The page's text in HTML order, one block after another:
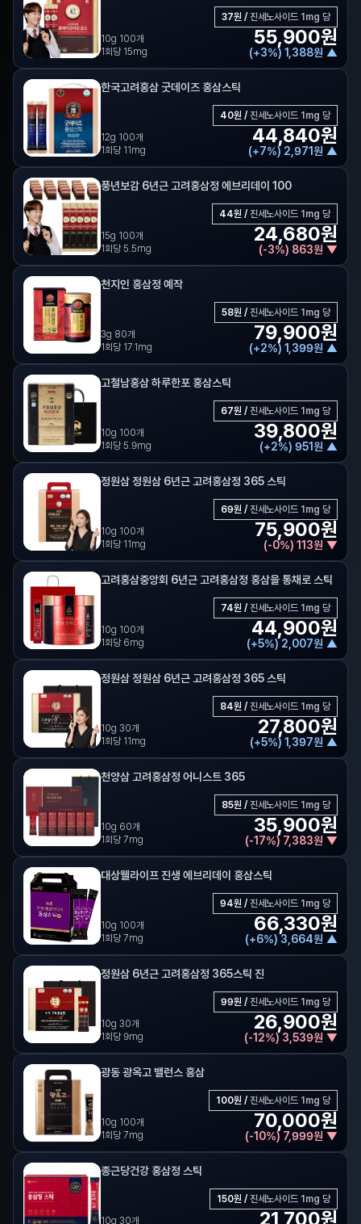
10g 100개
1회당 15mg
37원 / 진세노사이드 1mg 당
55,900원
(+3%) 1,388원 ▲
한국고려홍삼 굿데이즈 홍삼스틱
12g 100개
1회당 11mg
40원 / 진세노사이드 1mg 당
44,840원
(+7%) 2,971원 ▲
풍년보감 6년근 고려홍삼정 에브리데이 100
15g 100개
1회당 5.5mg
44원 / 진세노사이드 1mg 당
24,680원
(-3%) 863원 ▼
천지인 홍삼정 예작
3g 80개
1회당 17.1mg
58원 / 진세노사이드 1mg 당
79,900원
(+2%) 1,399원 ▲
고철남홍삼 하루한포 홍삼스틱
10g 100개
1회당 5.9mg
67원 / 진세노사이드 1mg 당
39,800원
(+2%) 951원 ▲
정원삼 정원삼 6년근 고려홍삼정 365 스틱
10g 100개
1회당 11mg
69원 / 진세노사이드 1mg 당
75,900원
(-0%) 113원 ▼
고려홍삼중앙회 6년근 고려홍삼정 홍삼을 통채로 스틱
10g 100개
1회당 6mg
74원 / 진세노사이드 1mg 당
44,900원
(+5%) 2,007원 ▲
정원삼 정원삼 6년근 고려홍삼정 365 스틱
10g 30개
1회당 11mg
84원 / 진세노사이드 1mg 당
27,800원
(+5%) 1,397원 ▲
천양삼 고려홍삼정 어니스트 365
10g 60개
1회당 7mg
85원 / 진세노사이드 1mg 당
35,900원
(-17%) 7,383원 ▼
대상웰라이프 진생 에브리데이 홍삼스틱
10g 100개
1회당 7mg
94원 / 진세노사이드 1mg 당
66,330원
(+6%) 3,664원 ▲
정원삼 6년근 고려홍삼정 365스틱 진
10g 30개
1회당 9mg
99원 / 진세노사이드 1mg 당
26,900원
(-12%) 3,539원 ▼
광동 광옥고 밸런스 홍삼
10g 100개
1회당 7mg
100원 / 진세노사이드 1mg 당
70,000원
(-10%) 7,999원 ▼
종근당건강 홍삼정 스틱
10g 30개
150원 / 진세노사이드 1mg 당
21,700원